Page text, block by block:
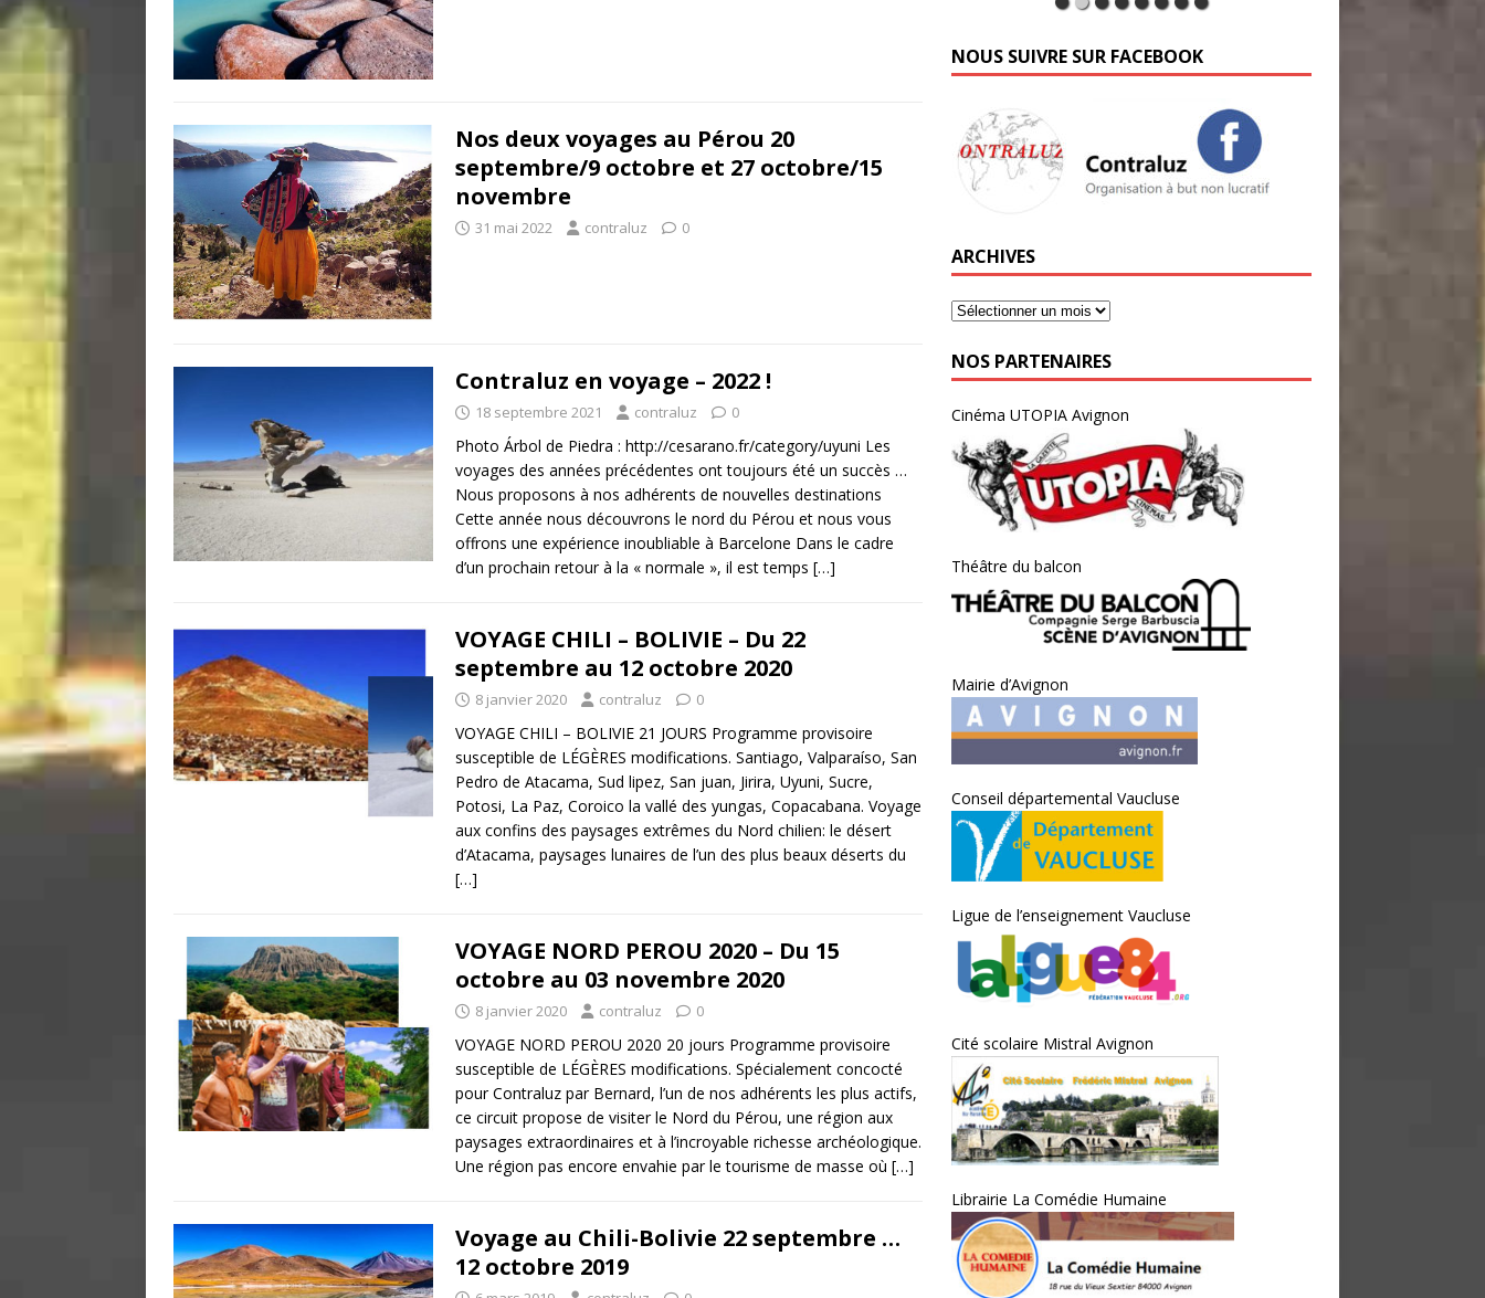
Nos deux voyages au Pérou 20
septembre/9 octobre et 27 octobre/15
novembre
31 mai 2022 contraluz 0
Contraluz en voyage – 2022 !
18 septembre 2021 contraluz 0
Photo Árbol de Piedra : http://cesarano.fr/category/uyuni Les
voyages des années précédentes ont toujours été un succès …
Nous proposons à nos adhérents de nouvelles destinations
Cette année nous découvrons le nord du Pérou et nous vous
offrons une expérience inoubliable à Barcelone Dans le cadre
d’un prochain retour à la « normale », il est temps […]
VOYAGE CHILI – BOLIVIE – Du 22
septembre au 12 octobre 2020
8 janvier 2020 contraluz 0
VOYAGE CHILI – BOLIVIE 21 JOURS Programme provisoire
susceptible de LÉGÈRES modifications. Santiago, Valparaíso, San
Pedro de Atacama, Sud lipez, San juan, Jirira, Uyuni, Sucre,
Potosi, La Paz, Coroico la vallé des yungas, Copacabana. Voyage
aux confins des paysages extrêmes du Nord chilien: le désert
d’Atacama, paysages lunaires de l’un des plus beaux déserts du
[…]
VOYAGE NORD PEROU 2020 – Du 15
octobre au 03 novembre 2020
8 janvier 2020 contraluz 0
VOYAGE NORD PEROU 2020 20 jours Programme provisoire
susceptible de LÉGÈRES modifications. Spécialement concocté
pour Contraluz par Bernard, l’un de nos adhérents les plus actifs,
ce circuit propose de visiter le Nord du Pérou, une région aux
paysages extraordinaires et à l’incroyable richesse archéologique.
Une région pas encore envahie par le tourisme de masse où […]
Voyage au Chili-Bolivie 22 septembre …
12 octobre 2019
NOUS SUIVRE SUR FACEBOOK
ARCHIVES
NOS PARTENAIRES
Cinéma UTOPIA Avignon
Théâtre du balcon
Mairie d’Avignon
Conseil départemental Vaucluse
Ligue de l’enseignement Vaucluse
Cité scolaire Mistral Avignon
Librairie La Comédie Humaine